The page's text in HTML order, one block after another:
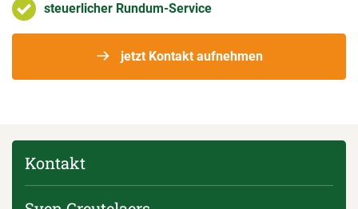
steuerlicher Rundum-Service
jetzt Kontakt aufnehmen
Kontakt